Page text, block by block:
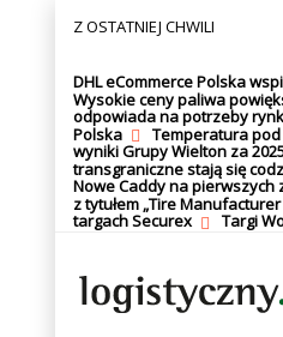
Z OSTATNIEJ CHWILI
DHL eCommerce Polska
Wysokie ceny paliwa
odpowiada na potrzeby
Polska
Temperatura
wyniki Grupy Wielton za
transgraniczne stają się
Nowe Caddy na pierwszych
z tytułem „Tire
targach Securex
Targi